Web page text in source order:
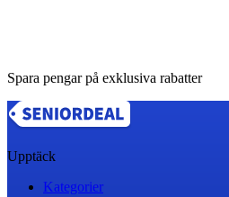
Spara pengar på exklusiva rabatter
Upptäck
Kategorier